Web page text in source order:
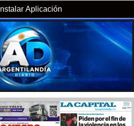
Instalar Aplicación